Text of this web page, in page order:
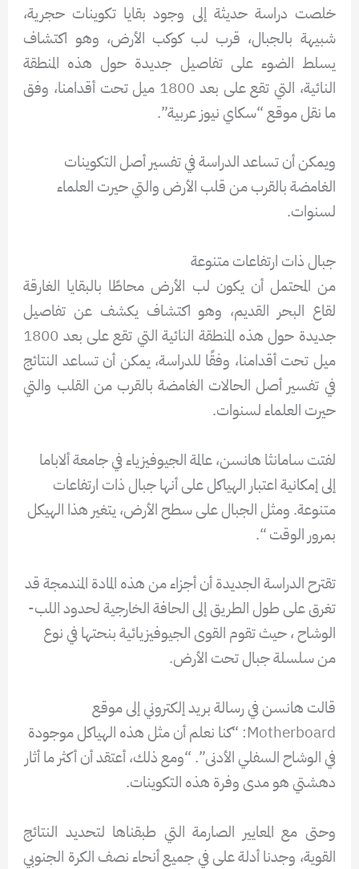
خلصت دراسة حديثة إلى وجود بقايا تكوينات حجرية،
شبيهة بالجبال، قرب لب كوكب الأرض، وهو اكتشاف
يسلط الضوء على تفاصيل جديدة حول هذه المنطقة
النائية، التي تقع على بعد 1800 ميل تحت أقدامنا، وفق
ما نقل موقع “سكاي نيوز عربية”.
ويمكن أن تساعد الدراسة في تفسير أصل التكوينات
الغامضة بالقرب من قلب الأرض والتي حيرت العلماء
لسنوات.
جبال ذات ارتفاعات متنوعة
من المحتمل أن يكون لب الأرض محاطًا بالبقايا الغارقة
لقاع البحر القديم، وهو اكتشاف يكشف عن تفاصيل
جديدة حول هذه المنطقة النائية التي تقع على بعد 1800
ميل تحت أقدامنا، وفقًا للدراسة، يمكن أن تساعد النتائج
في تفسير أصل الحالات الغامضة بالقرب من القلب والتي
حيرت العلماء لسنوات.
لفتت سامانثا هانسن، عالمة الجيوفيزياء في جامعة ألاباما
إلى إمكانية اعتبار الهياكل على أنها جبال ذات ارتفاعات
متنوعة. ومثل الجبال على سطح الأرض، يتغير هذا الهيكل
بمرور الوقت “.
تقترح الدراسة الجديدة أن أجزاء من هذه المادة المندمجة قد
تغرق على طول الطريق إلى الحافة الخارجية لحدود اللب-
الوشاح ، حيث تقوم القوى الجيوفيزيائية بنحتها في نوع
من سلسلة جبال تحت الأرض.
قالت هانسن في رسالة بريد إلكتروني إلى موقع
Motherboard: “كنا نعلم أن مثل هذه الهياكل موجودة
في الوشاح السفلي الأدنى”. “ومع ذلك، أعتقد أن أكثر ما أثار
دهشتي هو مدى وفرة هذه التكوينات.
وحتى مع المعايير الصارمة التي طبقناها لتحديد النتائج
القوية، وجدنا أدلة على في جميع أنحاء نصف الكرة الجنوبي